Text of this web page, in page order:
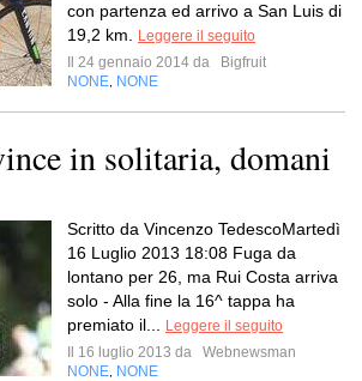
con partenza ed arrivo a San Luis di
19,2 km.
Leggere il seguito
Il 24 gennaio 2014 da
Bigfruit
NONE NONE
in solitaria, domani
Scritto da Vincenzo TedescoMartedì
16 Luglio 2013 18:08 Fuga da
lontano per 26, ma Rui Costa arriva
solo - Alla fine la 16^ tappa ha
premiato il...
Leggere il seguito
Il 16 luglio 2013 da
Webnewsman
NONE NONE